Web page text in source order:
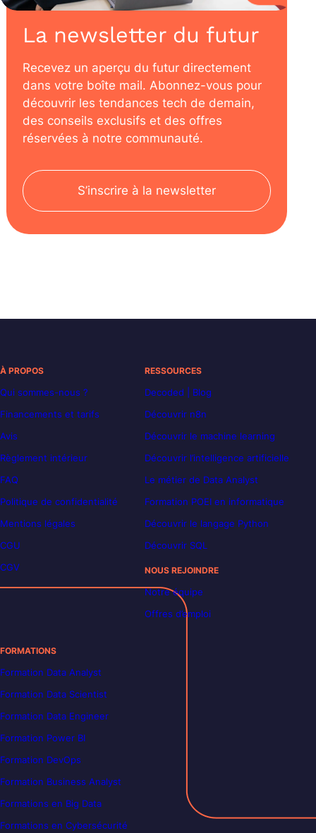
La newsletter du futur
Recevez un aperçu du futur directement
dans votre boîte mail. Abonnez-vous pour
découvrir les tendances tech de demain,
des conseils exclusifs et des offres
réservées à notre communauté.
S’inscrire à la newsletter
À PROPOS
Qui sommes-nous ?
Financements et tarifs
Avis
Règlement intérieur
FAQ
Politique de confidentialité
Mentions légales
CGU
CGV
RESSOURCES
Decoded | Blog
Découvrir n8n
Découvrir le machine learning
Découvrir l’intelligence artificielle
Le métier de Data Analyst
Formation POEI en informatique
Découvrir le langage Python
Découvrir SQL
NOUS REJOINDRE
Notre équipe
Offres d’emploi
FORMATIONS
Formation Data Analyst
Formation Data Scientist
Formation Data Engineer
Formation Power BI
Formation DevOps
Formation Business Analyst
Formations en Big Data
Formations en Cybersécurité